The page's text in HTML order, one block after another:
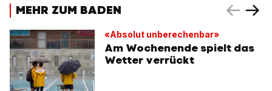
MEHR ZUM BADEN
«Absolut unberechenbar»
Am Wochenende spielt das
Wetter verrückt